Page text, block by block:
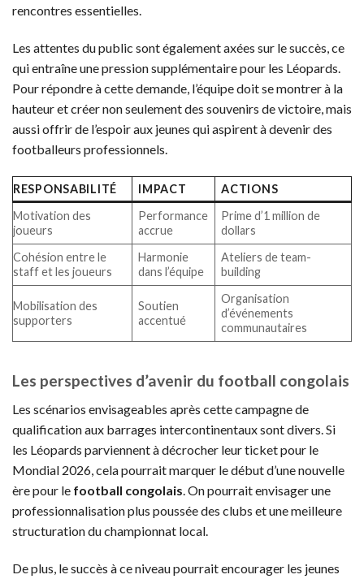
rencontres essentielles.
Les attentes du public sont également axées sur le succès, ce
qui entraîne une pression supplémentaire pour les Léopards.
Pour répondre à cette demande, l’équipe doit se montrer à la
hauteur et créer non seulement des souvenirs de victoire, mais
aussi offrir de l’espoir aux jeunes qui aspirent à devenir des
footballeurs professionnels.
RESPONSABILITÉ IMPACT
ACTIONS
Motivation des
joueurs
Performance
accrue
Prime d’1 million de
dollars
Cohésion entre le
staff et les joueurs
Harmonie
dans l’équipe
Ateliers de team-
building
Mobilisation des
supporters
Soutien
accentué
Organisation
d’événements
communautaires
Les perspectives d’avenir du football congolais
Les scénarios envisageables après cette campagne de
qualification aux barrages intercontinentaux sont divers. Si
les Léopards parviennent à décrocher leur ticket pour le
Mondial 2026, cela pourrait marquer le début d’une nouvelle
ère pour le football congolais. On pourrait envisager une
professionnalisation plus poussée des clubs et une meilleure
structuration du championnat local.
De plus, le succès à ce niveau pourrait encourager les jeunes